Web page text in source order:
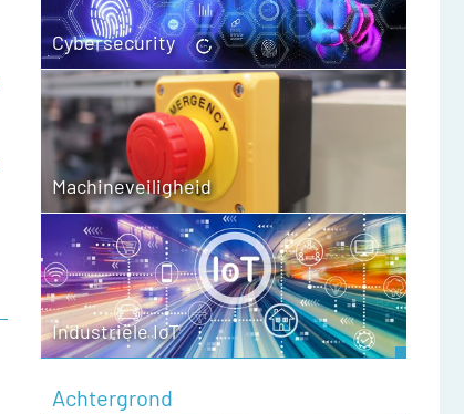
Cybersecurity
Machineveiligheid
Industriële IoT
Achtergrond